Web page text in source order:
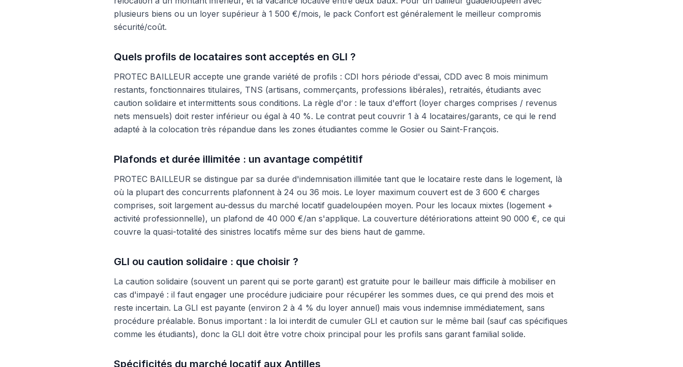
plusieurs biens ou un loyer supérieur à 1 500 €/mois, le pack Confort est généralement le meilleur compromis
sécurité/coût.
Quels profils de locataires sont acceptés en GLI ?
PROTEC BAILLEUR accepte une grande variété de profils : CDI hors période d'essai, CDD avec 8 mois minimum
restants, fonctionnaires titulaires, TNS (artisans, commerçants, professions libérales), retraités, étudiants avec
caution solidaire et intermittents sous conditions. La règle d'or : le taux d'effort (loyer charges comprises / revenus
nets mensuels) doit rester inférieur ou égal à 40 %. Le contrat peut couvrir 1 à 4 locataires/garants, ce qui le rend
adapté à la colocation très répandue dans les zones étudiantes comme le Gosier ou Saint-François.
Plafonds et durée illimitée : un avantage compétitif
PROTEC BAILLEUR se distingue par sa durée d'indemnisation illimitée tant que le locataire reste dans le logement, là
où la plupart des concurrents plafonnent à 24 ou 36 mois. Le loyer maximum couvert est de 3 600 € charges
comprises, soit largement au-dessus du marché locatif guadeloupéen moyen. Pour les locaux mixtes (logement +
activité professionnelle), un plafond de 40 000 €/an s'applique. La couverture détériorations atteint 90 000 €, ce qui
couvre la quasi-totalité des sinistres locatifs même sur des biens haut de gamme.
GLI ou caution solidaire : que choisir ?
La caution solidaire (souvent un parent qui se porte garant) est gratuite pour le bailleur mais difficile à mobiliser en
cas d'impayé : il faut engager une procédure judiciaire pour récupérer les sommes dues, ce qui prend des mois et
reste incertain. La GLI est payante (environ 2 à 4 % du loyer annuel) mais vous indemnise immédiatement, sans
procédure préalable. Bonus important : la loi interdit de cumuler GLI et caution sur le même bail (sauf cas spécifiques
comme les étudiants), donc la GLI doit être votre choix principal pour les profils sans garant familial solide.
Spécificités du marché locatif aux Antilles